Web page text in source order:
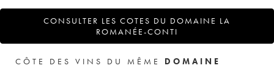
CONSULTER LES COTES DU DOMAINE LA
ROMANÉE-CONTI
CÔTE DES VINS DU MÊME DOMAINE